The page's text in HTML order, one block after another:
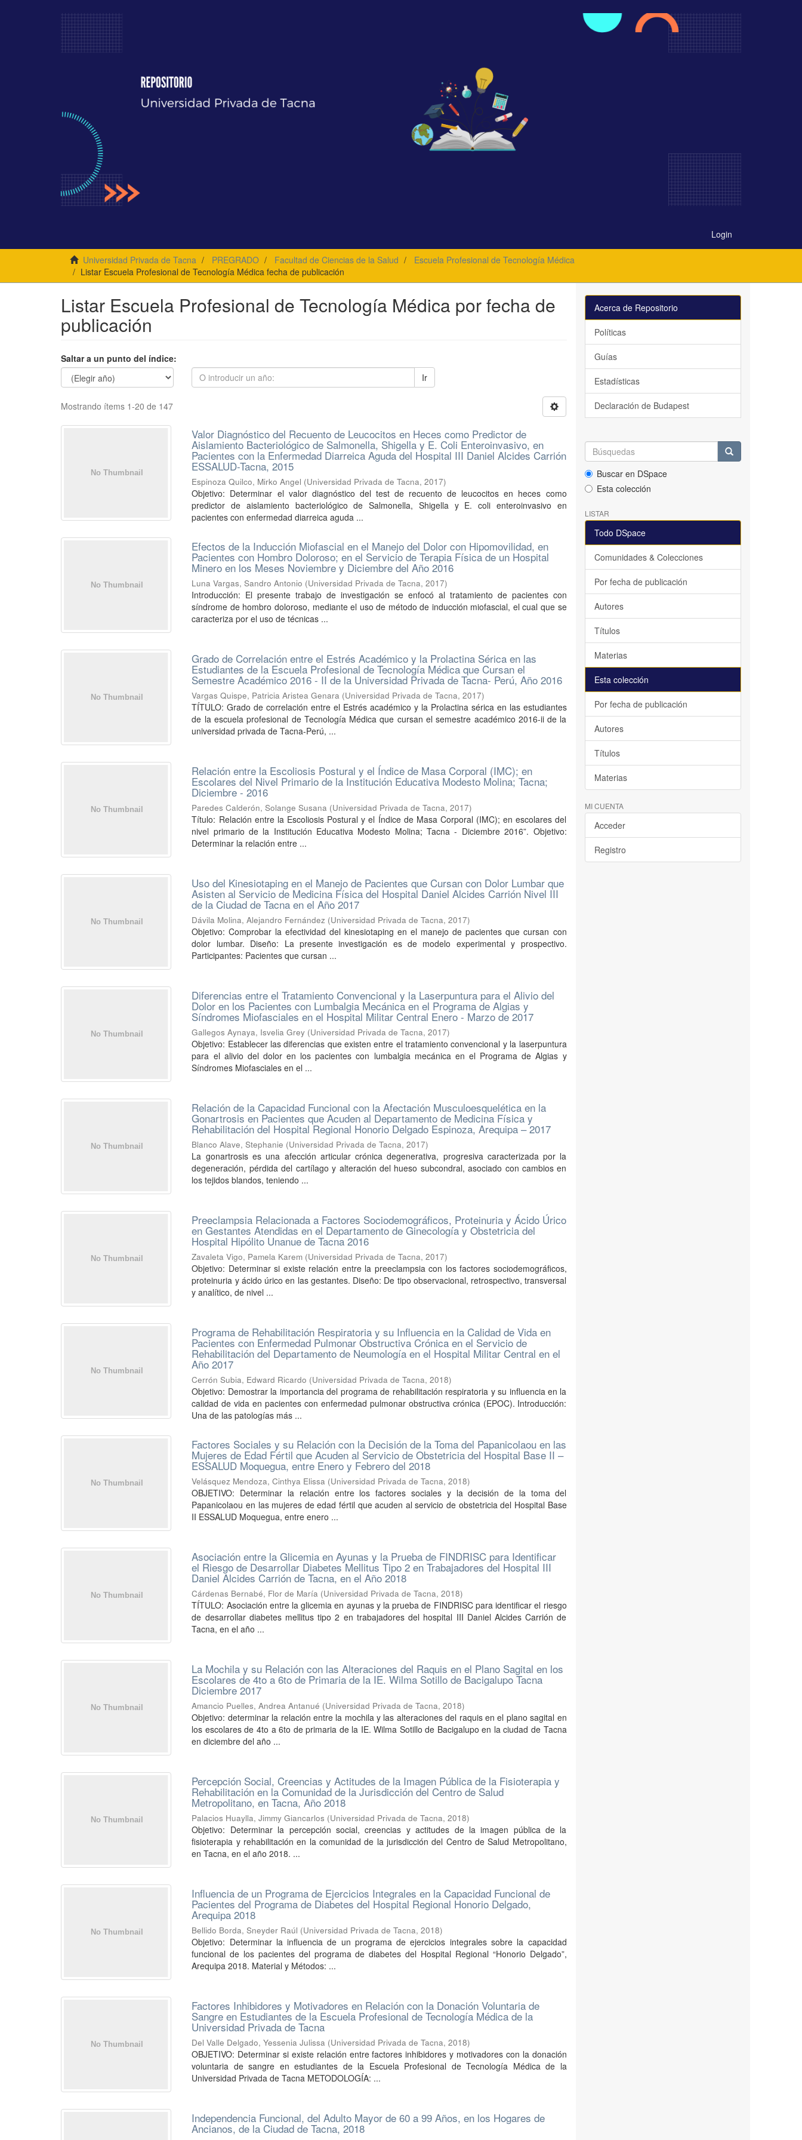
Login
Universidad Privada de Tacna PREGRADO Facultad de Ciencias de la Salud
Escuela Profesional de Tecnología Médica
Listar Escuela Profesional de Tecnología Médica fecha de publicación
Listar Escuela Profesional de Tecnología Médica por fecha de
publicación
Saltar a un punto del índice:
Ir
Mostrando ítems 1-20 de 147
Valor Diagnóstico del Recuento de Leucocitos en Heces como Predictor de
Aislamiento Bacteriológico de Salmonella, Shigella y E. Coli Enteroinvasivo, en
Pacientes con la Enfermedad Diarreica Aguda del Hospital III Daniel Alcides Carrión
ESSALUD-Tacna, 2015
Espinoza Quilco, Mirko Angel (Universidad Privada de Tacna,2017)
Objetivo: Determinar el valor diagnóstico del test de recuento de leucocitos en heces como
predictor de aislamiento bacteriológico de Salmonella, Shigella y E. coli enteroinvasivo en
pacientes con enfermedad diarreica aguda ...
Efectos de la Inducción Miofascial en el Manejo del Dolor con Hipomovilidad, en
Pacientes con Hombro Doloroso; en el Servicio de Terapia Física de un Hospital
Minero en los Meses Noviembre y Diciembre del Año 2016
Luna Vargas, Sandro Antonio (Universidad Privada de Tacna,2017)
Introducción: El presente trabajo de investigación se enfocó al tratamiento de pacientes con
síndrome de hombro doloroso, mediante el uso de método de inducción miofascial, el cual que se
caracteriza por el uso de técnicas ...
Grado de Correlación entre el Estrés Académico y la Prolactina Sérica en las
Estudiantes de la Escuela Profesional de Tecnología Médica que Cursan el
Semestre Académico 2016 - II de la Universidad Privada de Tacna- Perú, Año 2016
Vargas Quispe, Patricia Aristea Genara (Universidad Privada de Tacna,2017)
TÍTULO: Grado de correlación entre el Estrés académico y la Prolactina sérica en las estudiantes
de la escuela profesional de Tecnología Médica que cursan el semestre académico 2016-ii de la
universidad privada de Tacna-Perú, ...
Relación entre la Escoliosis Postural y el Índice de Masa Corporal (IMC); en
Escolares del Nivel Primario de la Institución Educativa Modesto Molina; Tacna;
Diciembre - 2016
Paredes Calderón, Solange Susana (Universidad Privada de Tacna,2017)
Título: Relación entre la Escoliosis Postural y el Índice de Masa Corporal (IMC); en escolares del
nivel primario de la Institución Educativa Modesto Molina; Tacna - Diciembre 2016”. Objetivo:
Determinar la relación entre ...
Uso del Kinesiotaping en el Manejo de Pacientes que Cursan con Dolor Lumbar que
Asisten al Servicio de Medicina Física del Hospital Daniel Alcides Carrión Nivel III
de la Ciudad de Tacna en el Año 2017
Dávila Molina, Alejandro Fernández (Universidad Privada de Tacna,2017)
Objetivo: Comprobar la efectividad del kinesiotaping en el manejo de pacientes que cursan con
dolor lumbar. Diseño: La presente investigación es de modelo experimental y prospectivo.
Participantes: Pacientes que cursan ...
Diferencias entre el Tratamiento Convencional y la Laserpuntura para el Alivio del
Dolor en los Pacientes con Lumbalgia Mecánica en el Programa de Algias y
Síndromes Miofasciales en el Hospital Militar Central Enero - Marzo de 2017
Gallegos Aynaya, Isvelia Grey (Universidad Privada de Tacna,2017)
Objetivo: Establecer las diferencias que existen entre el tratamiento convencional y la laserpuntura
para el alivio del dolor en los pacientes con lumbalgia mecánica en el Programa de Algias y
Síndromes Miofasciales en el ...
Relación de la Capacidad Funcional con la Afectación Musculoesquelética en la
Gonartrosis en Pacientes que Acuden al Departamento de Medicina Física y
Rehabilitación del Hospital Regional Honorio Delgado Espinoza, Arequipa – 2017
Blanco Alave, Stephanie (Universidad Privada de Tacna,2017)
La gonartrosis es una afección articular crónica degenerativa, progresiva caracterizada por la
degeneración, pérdida del cartílago y alteración del hueso subcondral, asociado con cambios en
los tejidos blandos, teniendo ...
Preeclampsia Relacionada a Factores Sociodemográficos, Proteinuria y Ácido Úrico
en Gestantes Atendidas en el Departamento de Ginecología y Obstetricia del
Hospital Hipólito Unanue de Tacna 2016
Zavaleta Vigo, Pamela Karem (Universidad Privada de Tacna,2017)
Objetivo: Determinar si existe relación entre la preeclampsia con los factores sociodemográficos,
proteinuria y ácido úrico en las gestantes. Diseño: De tipo observacional, retrospectivo, transversal
y analítico, de nivel ...
Programa de Rehabilitación Respiratoria y su Influencia en la Calidad de Vida en
Pacientes con Enfermedad Pulmonar Obstructiva Crónica en el Servicio de
Rehabilitación del Departamento de Neumología en el Hospital Militar Central en el
Año 2017
Cerrón Subia, Edward Ricardo (Universidad Privada de Tacna,2018)
Objetivo: Demostrar la importancia del programa de rehabilitación respiratoria y su influencia en la
calidad de vida en pacientes con enfermedad pulmonar obstructiva crónica (EPOC). Introducción:
Una de las patologías más ...
Factores Sociales y su Relación con la Decisión de la Toma del Papanicolaou en las
Mujeres de Edad Fértil que Acuden al Servicio de Obstetricia del Hospital Base II –
ESSALUD Moquegua, entre Enero y Febrero del 2018
Velásquez Mendoza, Cinthya Elissa (Universidad Privada de Tacna,2018)
OBJETIVO: Determinar la relación entre los factores sociales y la decisión de la toma del
Papanicolaou en las mujeres de edad fértil que acuden al servicio de obstetricia del Hospital Base
II ESSALUD Moquegua, entre enero ...
Asociación entre la Glicemia en Ayunas y la Prueba de FINDRISC para Identificar
el Riesgo de Desarrollar Diabetes Mellitus Tipo 2 en Trabajadores del Hospital III
Daniel Alcides Carrión de Tacna, en el Año 2018
Cárdenas Bernabé, Flor de María (Universidad Privada de Tacna,2018)
TÍTULO: Asociación entre la glicemia en ayunas y la prueba de FINDRISC para identificar el riesgo
de desarrollar diabetes mellitus tipo 2 en trabajadores del hospital III Daniel Alcides Carrión de
Tacna, en el año ...
La Mochila y su Relación con las Alteraciones del Raquis en el Plano Sagital en los
Escolares de 4to a 6to de Primaria de la IE. Wilma Sotillo de Bacigalupo Tacna
Diciembre 2017
Amancio Puelles, Andrea Antanué (Universidad Privada de Tacna,2018)
Objetivo: determinar la relación entre la mochila y las alteraciones del raquis en el plano sagital en
los escolares de 4to a 6to de primaria de la IE. Wilma Sotillo de Bacigalupo en la ciudad de Tacna
en diciembre del año ...
Percepción Social, Creencias y Actitudes de la Imagen Pública de la Fisioterapia y
Rehabilitación en la Comunidad de la Jurisdicción del Centro de Salud
Metropolitano, en Tacna, Año 2018
Palacios Huaylla, Jimmy Giancarlos (Universidad Privada de Tacna,2018)
Objetivo: Determinar la percepción social, creencias y actitudes de la imagen pública de la
fisioterapia y rehabilitación en la comunidad de la jurisdicción del Centro de Salud Metropolitano,
en Tacna, en el año 2018. ...
Influencia de un Programa de Ejercicios Integrales en la Capacidad Funcional de
Pacientes del Programa de Diabetes del Hospital Regional Honorio Delgado,
Arequipa 2018
Bellido Borda, Sneyder Raúl (Universidad Privada de Tacna,2018)
Objetivo: Determinar la influencia de un programa de ejercicios integrales sobre la capacidad
funcional de los pacientes del programa de diabetes del Hospital Regional “Honorio Delgado”,
Arequipa 2018. Material y Métodos: ...
Factores Inhibidores y Motivadores en Relación con la Donación Voluntaria de
Sangre en Estudiantes de la Escuela Profesional de Tecnología Médica de la
Universidad Privada de Tacna
Del Valle Delgado, Yessenia Julissa (Universidad Privada de Tacna,2018)
OBJETIVO: Determinar si existe relación entre factores inhibidores y motivadores con la donación
voluntaria de sangre en estudiantes de la Escuela Profesional de Tecnología Médica de la
Universidad Privada de Tacna METODOLOGÍA: ...
Independencia Funcional, del Adulto Mayor de 60 a 99 Años, en los Hogares de
Ancianos, de la Ciudad de Tacna, 2018
Acerca de Repositorio
Políticas
Guías
Estadísticas
Declaración de Budapest
Buscar en DSpace
Esta colección
LISTAR
Todo DSpace
Comunidades & Colecciones
Por fecha de publicación
Autores
Títulos
Materias
Esta colección
Por fecha de publicación
Autores
Títulos
Materias
MI CUENTA
Acceder
Registro